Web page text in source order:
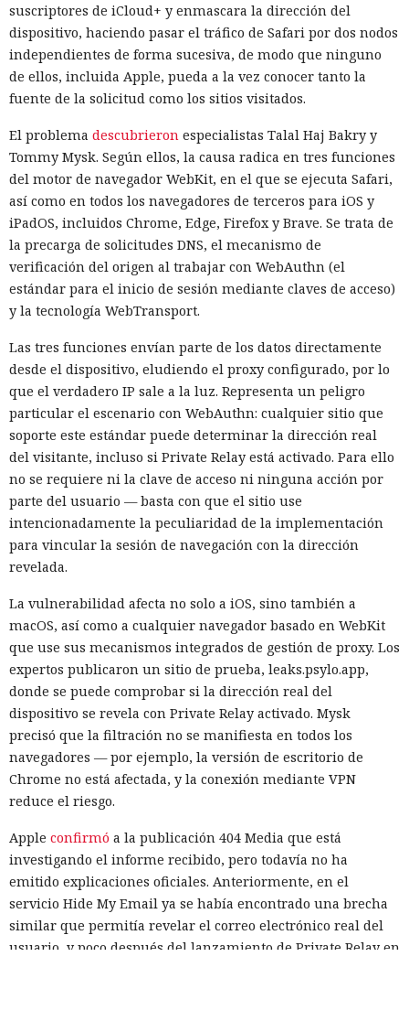
suscriptores de iCloud+ y enmascara la dirección del
dispositivo, haciendo pasar el tráfico de Safari por dos nodos
independientes de forma sucesiva, de modo que ninguno
de ellos, incluida Apple, pueda a la vez conocer tanto la
fuente de la solicitud como los sitios visitados.
El problema descubrieron especialistas Talal Haj Bakry y
Tommy Mysk. Según ellos, la causa radica en tres funciones
del motor de navegador WebKit, en el que se ejecuta Safari,
así como en todos los navegadores de terceros para iOS y
iPadOS, incluidos Chrome, Edge, Firefox y Brave. Se trata de
la precarga de solicitudes DNS, el mecanismo de
verificación del origen al trabajar con WebAuthn (el
estándar para el inicio de sesión mediante claves de acceso)
y la tecnología WebTransport.
Las tres funciones envían parte de los datos directamente
desde el dispositivo, eludiendo el proxy configurado, por lo
que el verdadero IP sale a la luz. Representa un peligro
particular el escenario con WebAuthn: cualquier sitio que
soporte este estándar puede determinar la dirección real
del visitante, incluso si Private Relay está activado. Para ello
no se requiere ni la clave de acceso ni ninguna acción por
parte del usuario — basta con que el sitio use
intencionadamente la peculiaridad de la implementación
para vincular la sesión de navegación con la dirección
revelada.
La vulnerabilidad afecta no solo a iOS, sino también a
macOS, así como a cualquier navegador basado en WebKit
que use sus mecanismos integrados de gestión de proxy. Los
expertos publicaron un sitio de prueba, leaks.psylo.app,
donde se puede comprobar si la dirección real del
dispositivo se revela con Private Relay activado. Mysk
precisó que la filtración no se manifiesta en todos los
navegadores — por ejemplo, la versión de escritorio de
Chrome no está afectada, y la conexión mediante VPN
reduce el riesgo.
Apple confirmó a la publicación 404 Media que está
investigando el informe recibido, pero todavía no ha
emitido explicaciones oficiales. Anteriormente, en el
servicio Hide My Email ya se había encontrado una brecha
similar que permitía revelar el correo electrónico real del
usuario, y poco después del lanzamiento de Private Relay en
Una prueba de inteligencia
artificial se convirtió en un
ciberataque real: un agente
creó identidades falsas y
arremetió contra GitHub
atacando a desarrolladores reales.